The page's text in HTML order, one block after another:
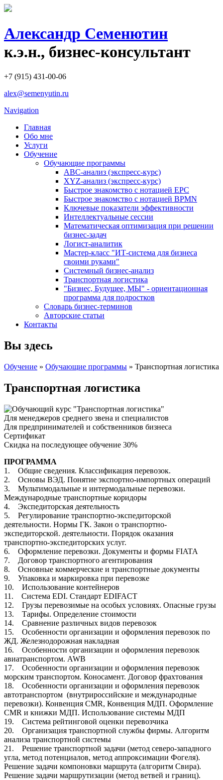
Александр Семенютин
к.э.н., бизнес-консультант
+7 (915) 431-00-06
alex@semenyutin.ru
Navigation
Главная
Обо мне
Услуги
Обучение
Обучающие программы
ABC-анализ (экспресс-курс)
XYZ-анализ (экспресс-курс)
Быстрое знакомство с нотацией EPC
Быстрое знакомство с нотацией BPMN
Ключевые показатели эффективности
Интеллектуальные сессии
Математическая оптимизация при решении
бизнес-задач
Логист-аналитик
Мастер-класс "ИТ-система для бизнеса
своими руками"
Системный бизнес-анализ
Транспортная логистика
"Бизнес, Будущее, МЫ" - ориентационная
программа для подростков
Словарь бизнес-терминов
Авторские статьи
Контакты
Вы здесь
Обучение » Обучающие программы » Транспортная логистика
Транспортная логистика
Для менеджеров среднего звена и специалистов
Для предпринимателей и собственников бизнеса
Сертификат
Скидка на последующее обучение 30%
ПРОГРАММА
1. Общие сведения. Классификация перевозок.
2. Основы ВЭД. Понятие экспортно-импортных операций
3. Мультимодальные и интермодальные перевозки.
Международные транспортные коридоры
4. Экспедиторская деятельность
5. Регулирование транспортно-экспедиторской
деятельности. Нормы ГК. Закон о транспортно-
экспедиторской. деятельности. Порядок оказания
транспортно-экспедиторских услуг.
6. Оформление перевозки. Документы и формы FIATA
7. Договор транспортного агентирования
8. Основные коммерческие и транспортные документы
9. Упаковка и маркировка при перевозке
10. Использование контейнеров
11. Система EDI. Стандарт EDIFACT
12. Грузы перевозимые на особых условиях. Опасные грузы
13. Тарифы. Определение стоимости
14. Сравнение различных видов перевозок
15. Особенности организации и оформления перевозок по
ЖД. Железнодорожная накладная
16. Особенности организации и оформления перевозок
авиатранспортом. AWB
17. Особенности организации и оформления перевозок
морским транспортом. Коносамент. Договор фрахтования
18. Особенности организации и оформления перевозок
автотранспортом (внутрироссийские и международные
перевозки). Конвенция CMR, Конвенция МДП. Оформление
CMR и книжки МДП. Использование системы МДП
19. Система рейтинговой оценки перевозчика
20. Организация транспортной службы фирмы. Алгоритм
анализа транспортной системы
21. Решение транспортной задачи (метод северо-западного
угла, метод потенциалов, метод аппроксимации Фогеля).
Решение задачи компоновки маршрута (алгоритм Свира).
Решение задачи маршрутизации (метод ветвей и границ).